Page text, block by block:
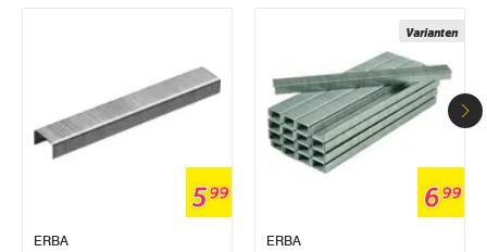
599
ERBA
Varianten
699
ERBA